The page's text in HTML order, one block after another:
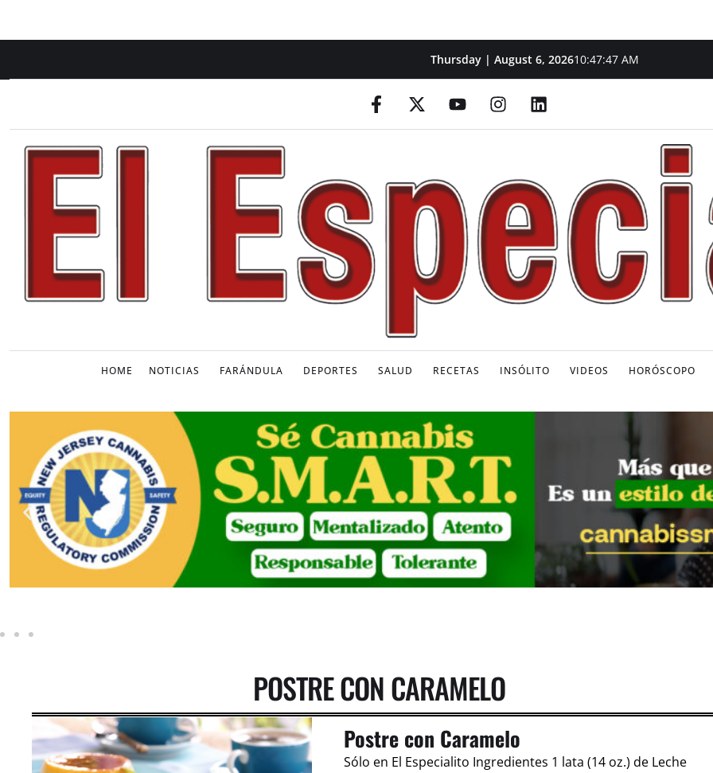
Thursday | August 6, 202610:47:48 AM
HOME NOTICIAS FARÁNDULA DEPORTES SALUD RECETAS INSÓLITO VIDEOS HORÓSCOPO
POSTRE CON CARAMELO
Postre con Caramelo
Sólo en El Especialito Ingredientes 1 lata (14 oz.) de Leche